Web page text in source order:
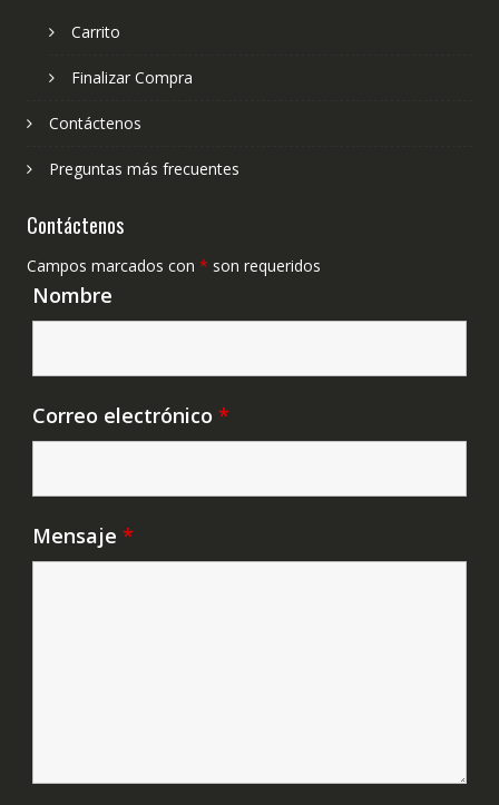
Carrito
Finalizar Compra
Contáctenos
Preguntas más frecuentes
Contáctenos
Campos marcados con * son requeridos
Nombre
Correo electrónico *
Mensaje *